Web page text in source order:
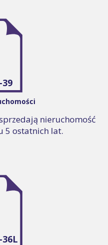
39
nieruchomość
5 ostatnich lat.